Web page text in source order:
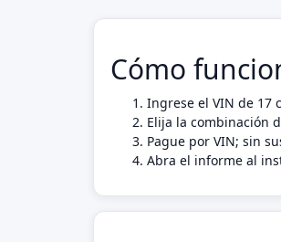
Cómo
Ingrese el VIN de 17
Elija la combinación
Pague por VIN; sin
Abra el informe al